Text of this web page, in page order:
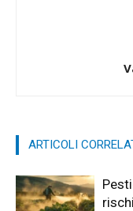
ARTICOLI